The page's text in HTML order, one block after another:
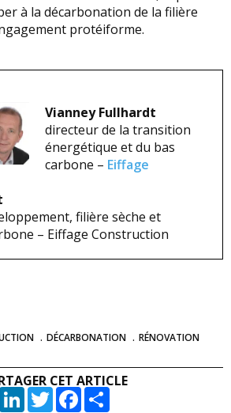
à la décarbonation de la filière
protéiforme.
Vianney Fullhardt
directeur de la transition
énergétique et du bas
carbone – Eiffage
filière sèche et
– Eiffage Construction
DÉCARBONATION RÉNOVATION
CET ARTICLE
LinkedInTwitterFacebook